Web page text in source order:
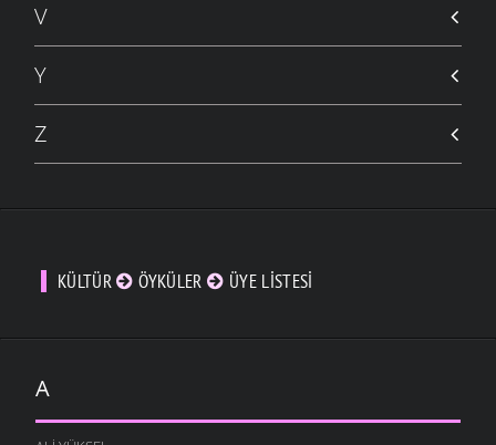
V
Y
Z
KÜLTÜR ÖYKÜLER ÜYE LISTESI
A